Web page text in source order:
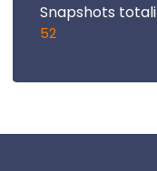
Snapshots totali
52